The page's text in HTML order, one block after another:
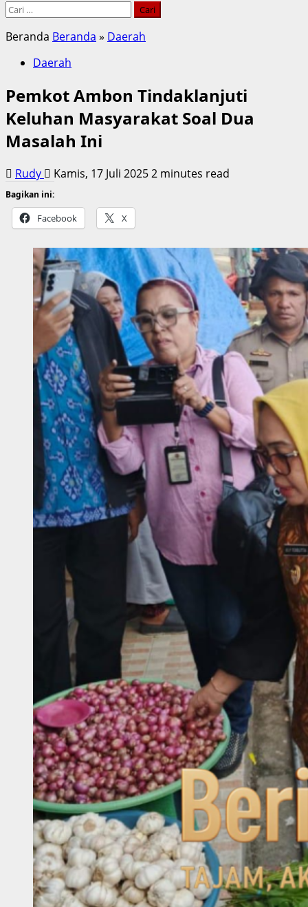
Cari
Beranda Beranda » Daerah
Daerah
Pemkot Ambon Tindaklanjuti
Keluhan Masyarakat Soal Dua
Masalah Ini
Rudy Kamis, 17 Juli 20252 minutes read
Bagikan ini:
Facebook X